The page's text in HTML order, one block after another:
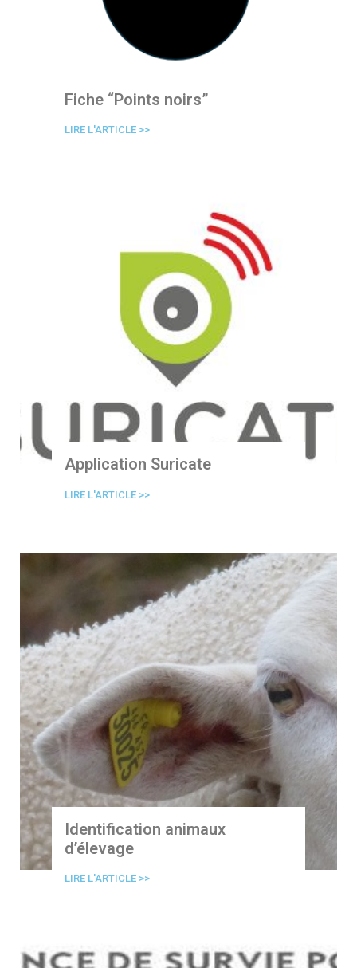
Fiche “Points noirs”
LIRE L'ARTICLE >>
Application Suricate
LIRE L'ARTICLE >>
Identification animaux
d’élevage
LIRE L'ARTICLE >>